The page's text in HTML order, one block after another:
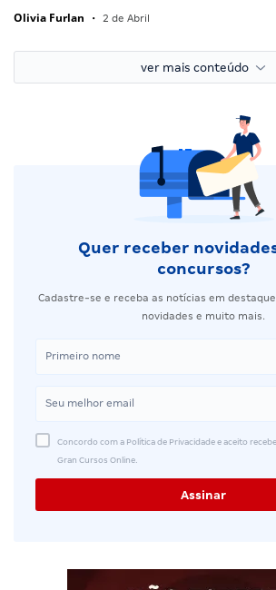
Olivia Furlan • 2 de Abril
ver mais conteúdo
Quer receber
concursos?
Cadastre-se e receba as notícias em
novidades e muito mais.
Concordo com a Política de Privacidade e aceito
Gran Cursos Online.